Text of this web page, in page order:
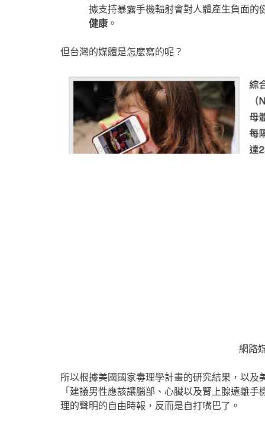
據支持暴露手機輻射會對人體產生負面的
健康 。
但台灣的媒體是怎麼寫的呢？
網路
所以根據美國國家毒理學計畫的研究結果，以及
「建議男性應該讓腦部、心臟以及腎上腺遠離
理的聲明的自由時報，反而是自打嘴巴了。